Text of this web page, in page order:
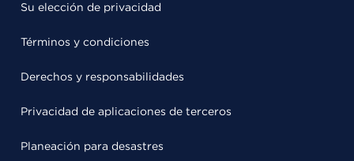
Su elección de privacidad
Términos y condiciones
Derechos y responsabilidades
Privacidad de aplicaciones de terceros
Planeación para desastres